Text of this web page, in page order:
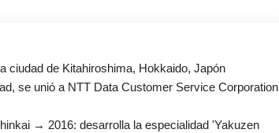
ciudad de Kitahiroshima, Hokkaido, Japón
se unió a NTT Data Customer Service Corporation
→ 2016: desarrolla la especialidad 'Yakuzen